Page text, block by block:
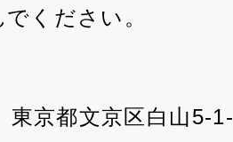
ください。
京都文京区白山5-